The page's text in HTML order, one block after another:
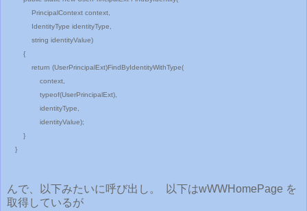
PrincipalContext context,
IdentityType identityType,
string identityValue)
{
return (UserPrincipalExt)FindByIdentityWithType(
context,
typeof(UserPrincipalExt),
identityType,
identityValue);
}
}
んで、以下みたいに呼び出し。 以下はwWWHomePage を
取得しているが